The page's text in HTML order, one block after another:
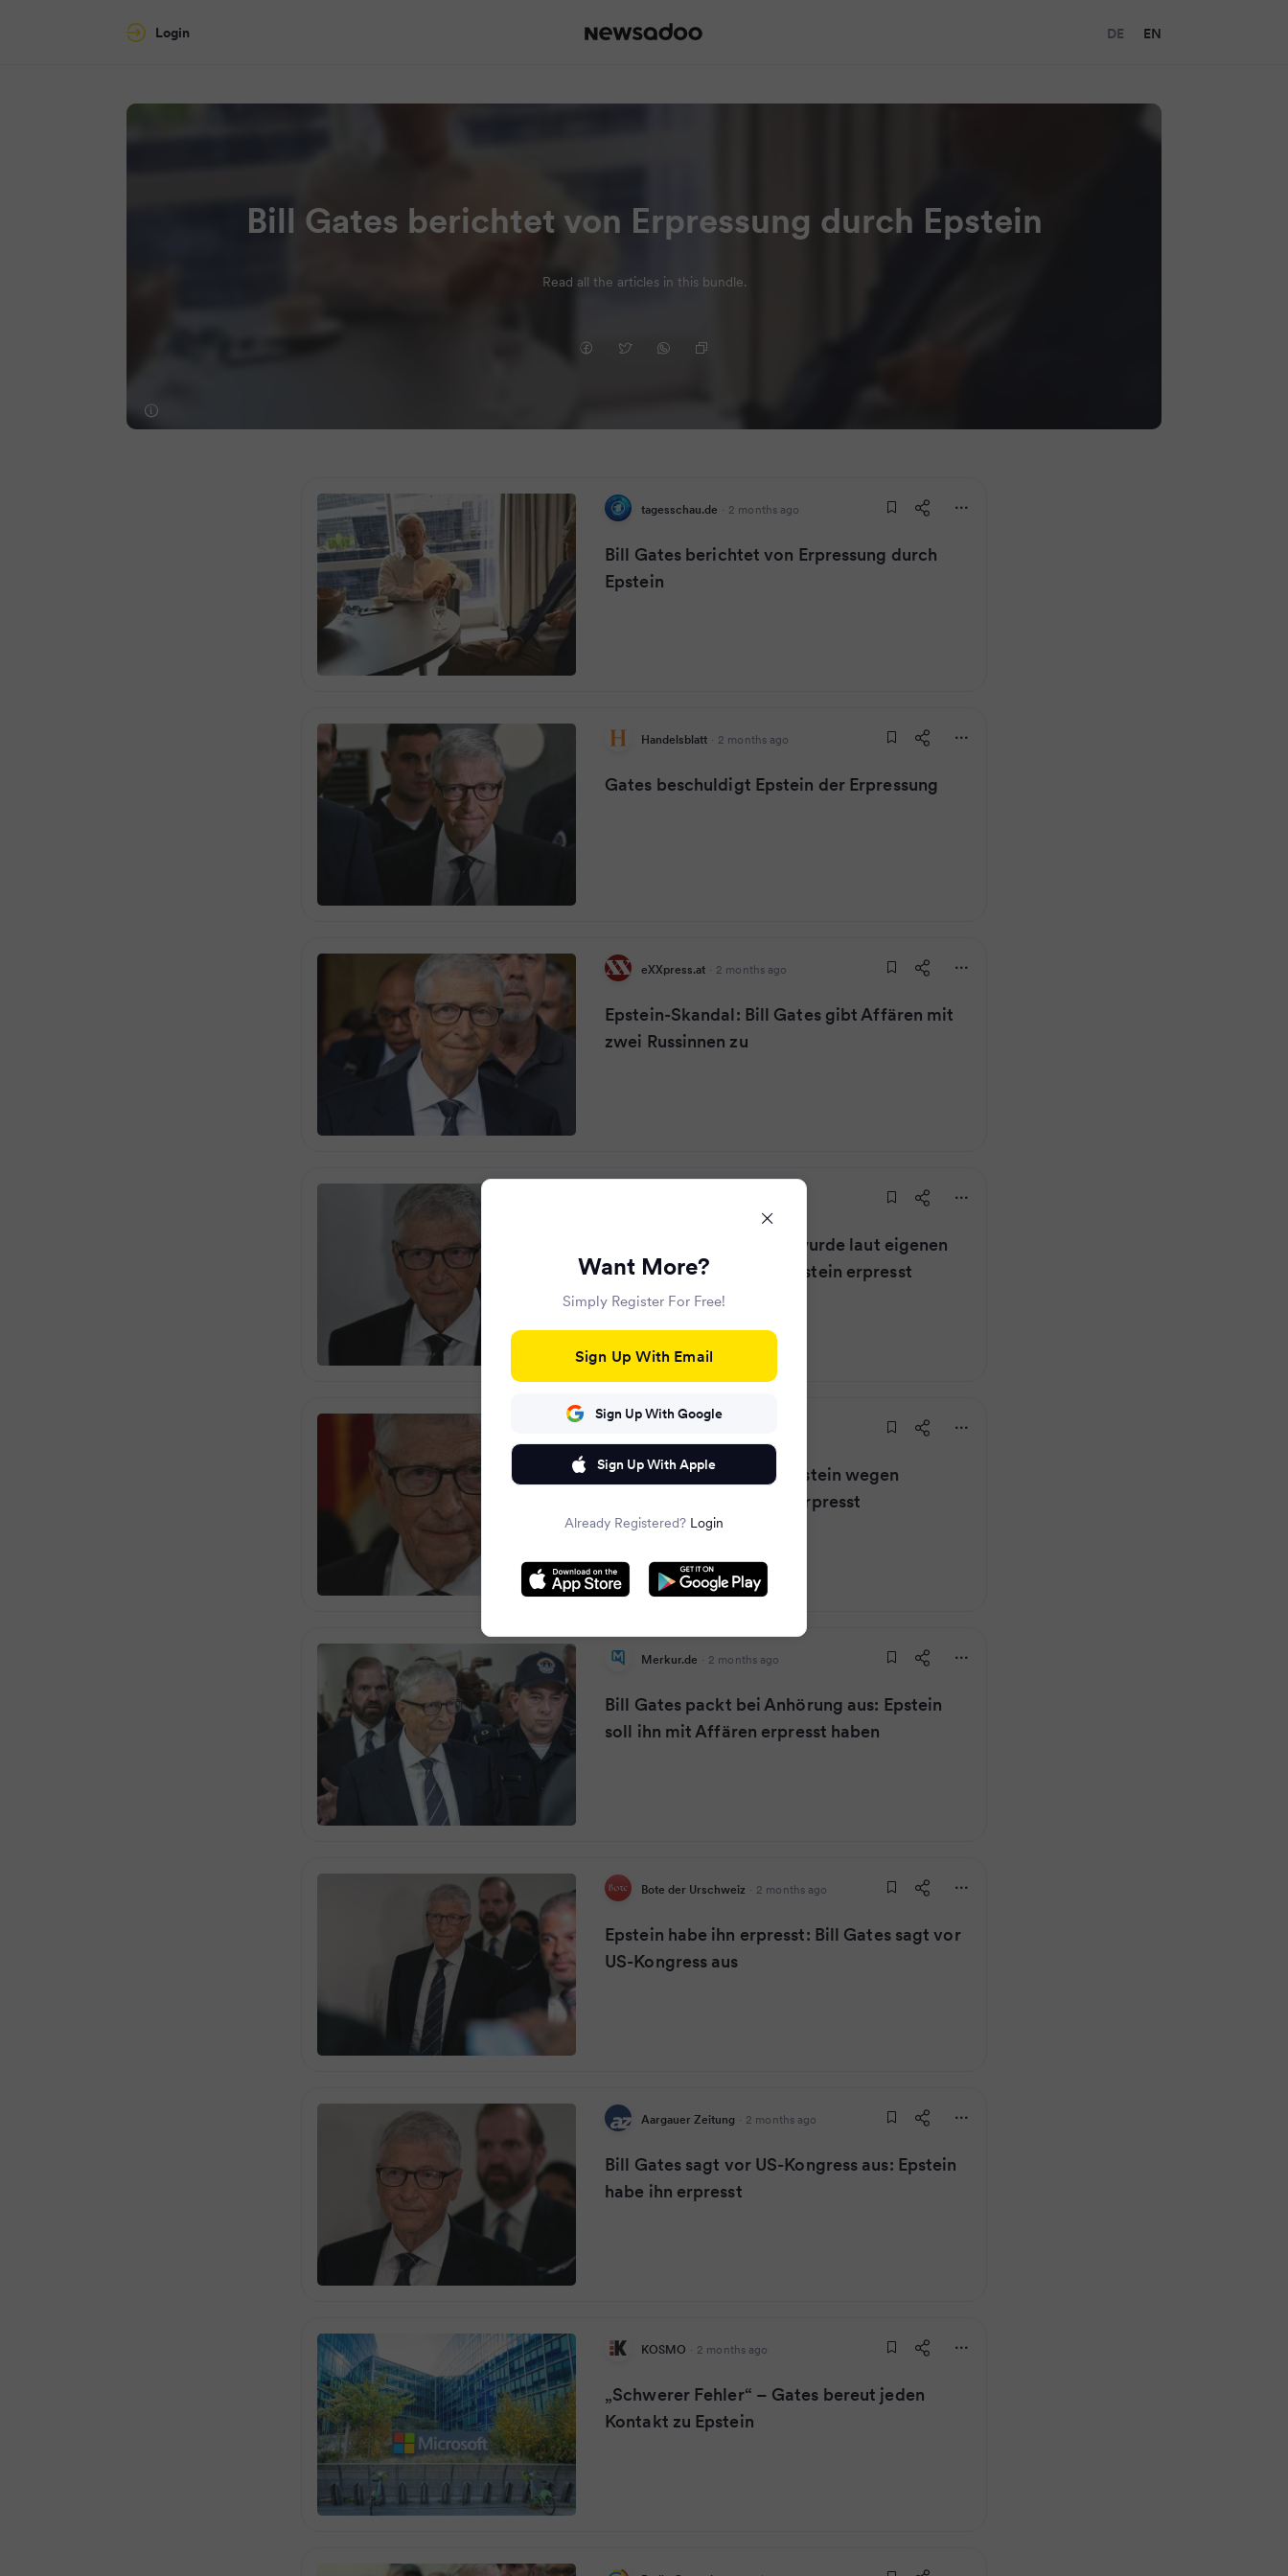
Login DE EN
Bill Gates berichtet von Erpressung durch Epstein
Read all the articles in this bundle.
tagesschau.de · 2 months ago
Bill Gates berichtet von Erpressung durch
Epstein
Handelsblatt · 2 months ago
Gates beschuldigt Epstein der Erpressung
eXXpress.at · 2 months ago
Epstein-Skandal: Bill Gates gibt Affären mit
zwei Russinnen zu
Epstein Files: Bill Gates wurde laut eigenen
Aussagen von Jeffrey Epstein erpresst
Bill Gates: Wurde von Epstein wegen
außerehelicher Affären erpresst
Merkur.de · 2 months ago
Bill Gates packt bei Anhörung aus: Epstein
soll ihn mit Affären erpresst haben
Bote der Urschweiz · 2 months ago
Epstein habe ihn erpresst: Bill Gates sagt vor
US-Kongress aus
Aargauer Zeitung · 2 months ago
Bill Gates sagt vor US-Kongress aus: Epstein
habe ihn erpresst
KOSMO · 2 months ago
„Schwerer Fehler“ – Gates bereut jeden
Kontakt zu Epstein
Want More?
Simply Register For Free!
Sign Up With Email
Sign Up With Google
Sign Up With Apple
Already Registered? Login